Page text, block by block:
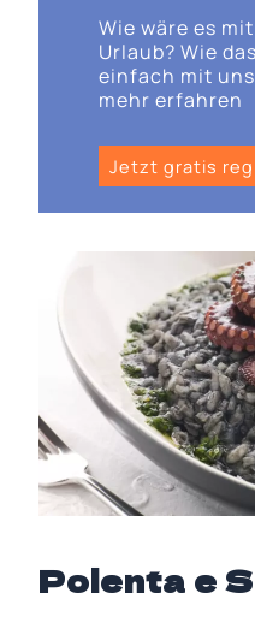
Wie wäre es
Urlaub? Wie
einfach mit
mehr erfahren
Jetzt gratis
Polenta e